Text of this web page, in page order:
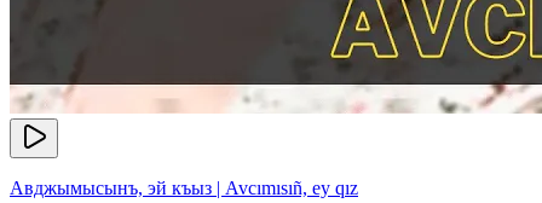
Авджымысынъ, эй къыз | Avcımısıñ, ey qız